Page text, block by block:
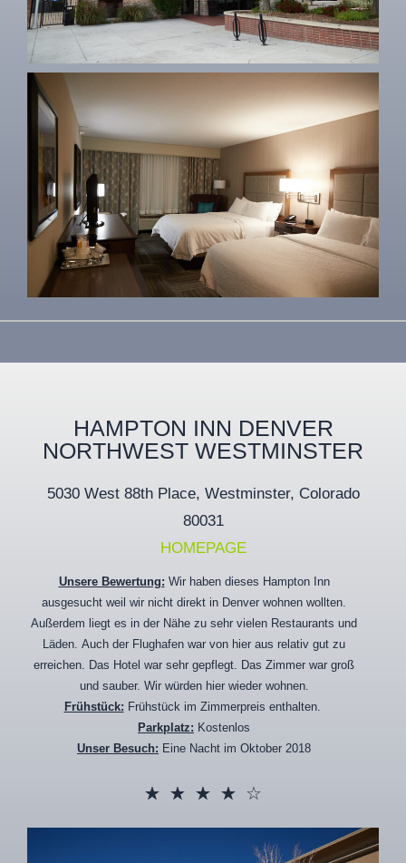
HAMPTON INN DENVER
NORTHWEST WESTMINSTER
5030 West 88th Place, Westminster, Colorado
80031
HOMEPAGE
Unsere Bewertung: Wir haben dieses Hampton Inn
ausgesucht weil wir nicht direkt in Denver wohnen wollten.
Außerdem liegt es in der Nähe zu sehr vielen Restaurants und
Läden. Auch der Flughafen war von hier aus relativ gut zu
erreichen. Das Hotel war sehr gepflegt. Das Zimmer war groß
und sauber. Wir würden hier wieder wohnen.
Frühstück: Frühstück im Zimmerpreis enthalten.
Parkplatz: Kostenlos
Unser Besuch: Eine Nacht im Oktober 2018
☆ ☆ ☆ ☆ ☆